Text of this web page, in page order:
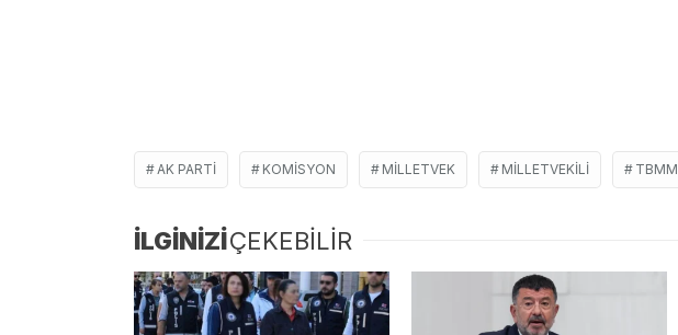
AK PARTI KOMISYON MILLETVEK MILLETVEKILI TBMM
İLGİNİZİÇEKEBİLİR